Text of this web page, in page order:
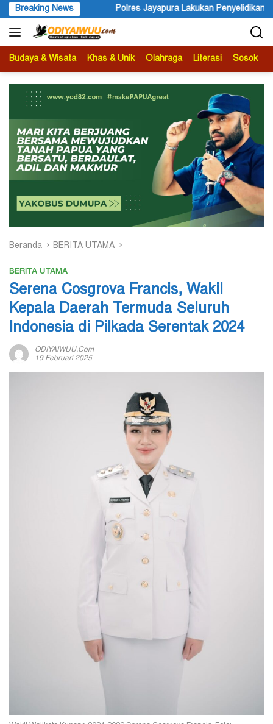
Langsung
ke
konten
Breaking News
Polres Jayapura Lakukan Penyelidikan Pasca Keracunan Akibat
Budaya & Wisata Khas & Unik Olahraga Literasi Sosok
Beranda BERITA UTAMA
BERITA UTAMA
Serena Cosgrova Francis, Wakil
Kepala Daerah Termuda Seluruh
Indonesia di Pilkada Serentak 2024
ODIYAIWUU.com
19 Februari 2025